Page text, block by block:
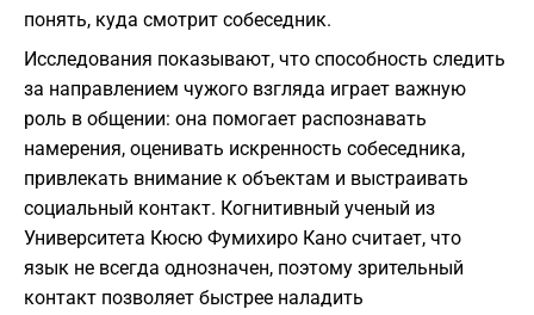
понять, куда смотрит собеседник.
Исследования показывают, что способность следить
за направлением чужого взгляда играет важную
роль в общении: она помогает распознавать
намерения, оценивать искренность собеседника,
привлекать внимание к объектам и выстраивать
социальный контакт. Когнитивный ученый из
Университета Кюсю Фумихиро Кано считает, что
язык не всегда однозначен, поэтому зрительный
контакт позволяет быстрее наладить